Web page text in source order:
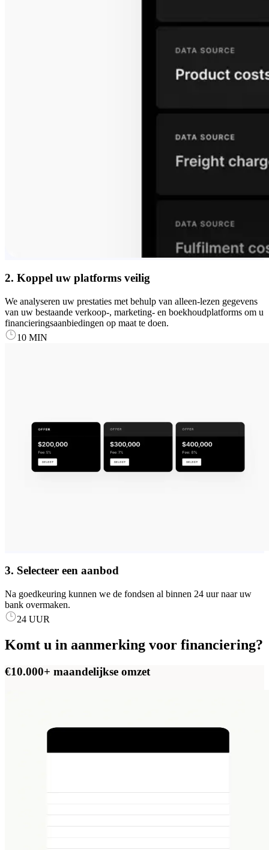
2. Koppel uw platforms veilig
We analyseren uw prestaties met behulp van alleen-lezen gegevens
van uw bestaande verkoop-, marketing- en boekhoudplatforms om u
financieringsaanbiedingen op maat te doen.
10 MIN
3. Selecteer een aanbod
Na goedkeuring kunnen we de fondsen al binnen 24 uur naar uw
bank overmaken.
24 UUR
Komt u in aanmerking voor financiering?
€10.000+ maandelijkse omzet